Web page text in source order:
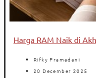
Harga RAM Naik di
Rifky Pramadani
20 December 2025